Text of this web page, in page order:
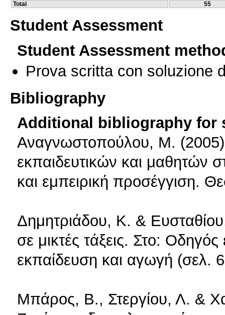
Total
55
Student Assessment
Student Assessment
Prova scritta con soluzione
Bibliography
Additional bibliography for
Αναγνωστοπούλου, Μ.
εκπαιδευτικών και μαθητών
και εμπειρική προσέγγιση.
Δημητριάδου, Κ. &
σε μικτές τάξεις. Στο:
εκπαίδευση και αγωγή
Μπάρος, Β., Στεργίου, Λ. &